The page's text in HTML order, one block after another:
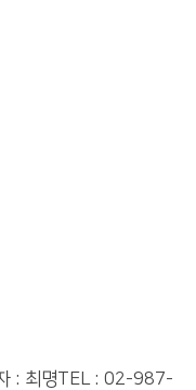
: 최명 TEL : 02-987-